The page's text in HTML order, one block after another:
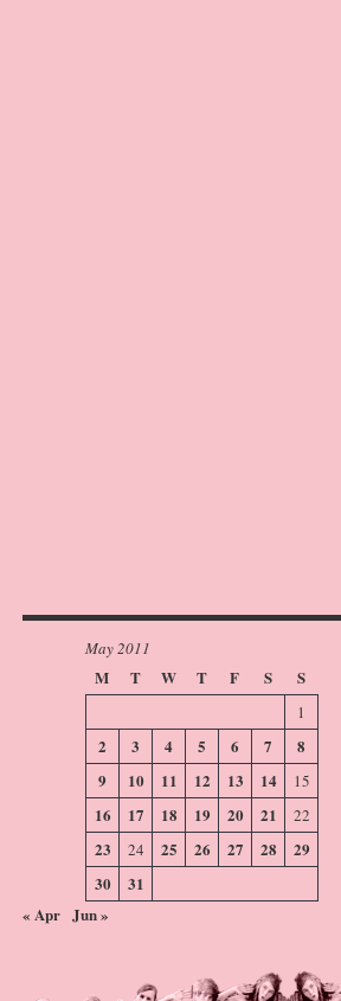
May 2011
M T W T F S S
1
2 3 4 5 6 7
8
9
10 11 12 13 14 15
16 17 18 19 20 21 22
23 24 25 26 27 28
29
30
31
« Apr Jun »